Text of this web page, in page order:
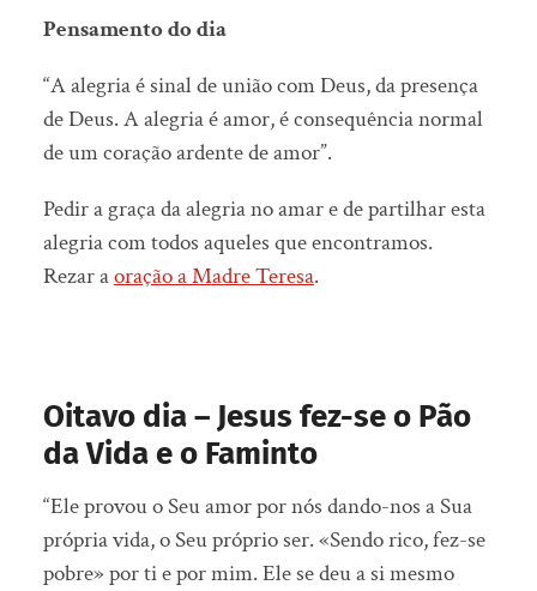
Pensamento do dia
“A alegria é sinal de união com Deus, da presença
de Deus. A alegria é amor, é consequência normal
de um coração ardente de amor”.
Pedir a graça da alegria no amar e de partilhar esta
alegria com todos aqueles que encontramos.
Rezar aoração a Madre Teresa.
Oitavo dia – Jesus fez-se o Pão
da Vida e o Faminto
“Ele provou o Seu amor por nós dando-nos a Sua
própria vida, o Seu próprio ser. «Sendo rico, fez-se
pobre» por ti e por mim. Ele se deu a si mesmo